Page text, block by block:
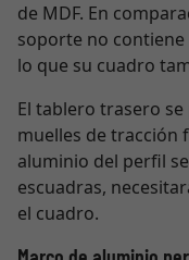
de MDF. En
soporte no
lo que su cuadro
El tablero trasero
muelles de tracción
aluminio del perfil
escuadras,
el cuadro.